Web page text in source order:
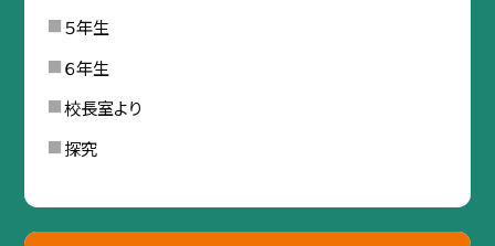
５年生
６年生
校長室より
探究